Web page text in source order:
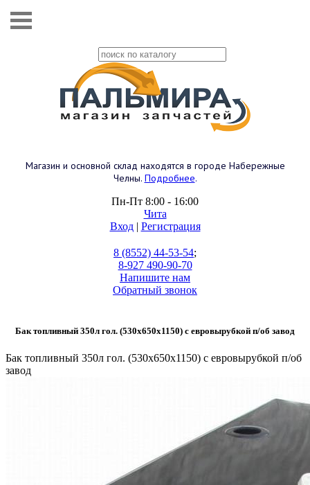
Магазин и основной склад находятся в городе Набережные
Челны. Подробнее.
Пн-Пт 8:00 - 16:00
Чита
Вход| Регистрация
8 (8552) 44-53-54;
8-927 490-90-70
Напишите нам
Обратный звонок
Бак топливный 350л гол. (530х650х1150) с евровырубкой п/об завод
Бак топливный 350л гол. (530х650х1150) с евровырубкой п/об
завод